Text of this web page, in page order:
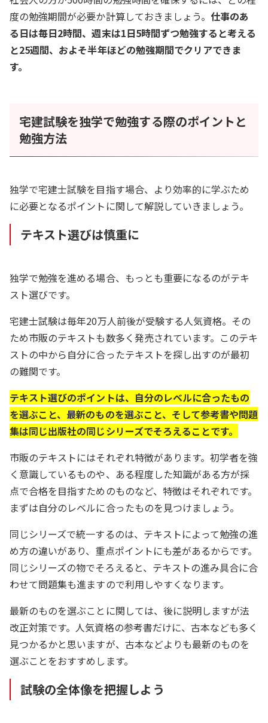
度の勉強期間が必要か計算しておきましょう。仕事のあ
る日は毎日2時間、週末は1日5時間ずつ勉強すると考える
と25週間、およそ半年ほどの勉強期間でクリアできま
す。
宅建試験を独学で勉強する際のポイントと
勉強方法
独学で宅建士試験を目指す場合、より効率的に学ぶため
に必要となるポイントに関して解説していきましょう。
テキスト選びは慎重に
独学で勉強を進める場合、もっとも重要になるのがテキ
スト選びです。
宅建士試験は毎年20万人前後が受験する人気資格。その
ため市販のテキストも数多く発売されています。このテキ
ストの中から自分に合ったテキストを探し出すのが最初
の難関です。
テキスト選びのポイントは、自分のレベルに合ったもの
を選ぶこと、最新のものを選ぶこと、そして参考書や問題
集は同じ出版社の同じシリーズでそろえることです。
市販のテキストにはそれぞれ特徴があります。初学者を強
く意識しているものや、ある程度した知識がある方が採
点で合格を目指すためのものなど、特徴はそれぞれです。
まずは自分のレベルに合ったものを見つけましょう。
同じシリーズで統一するのは、テキストによって勉強の進
め方の違いがあり、重点ポイントにも差があるからです。
同じシリーズの物でそろえると、テキストの進み具合に合
わせて問題集も進ますので利用しやすくなります。
最新のものを選ぶことに関しては、後に説明しますが法
改正対策です。人気資格の参考書だけに、古本なども多く
見つかるかと思いますが、古本などよりも最新のものを
選ぶことをおすすめします。
試験の全体像を把握しよう